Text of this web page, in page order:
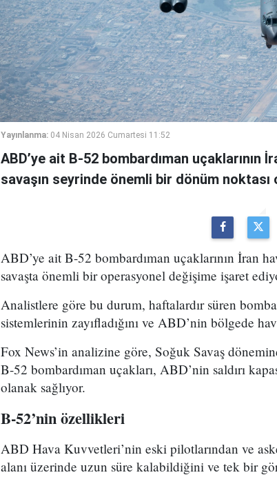
Yayınlanma: 04 Nisan 2026 Cumartesi 11:52
ABD’ye ait B-52 bombardıman uçaklarının
savaşın seyrinde önemli bir dönüm
ABD’ye ait B-52 bombardıman uçaklarının İran
savaşta önemli bir operasyonel değişime işaret
Analistlere göre bu durum, haftalardır süren
sistemlerinin zayıfladığını ve ABD’nin bölgede
Fox News’in analizine göre, Soğuk Savaş
B-52 bombardıman uçakları, ABD’nin saldırı
olanak sağlıyor.
B-52’nin özellikleri
ABD Hava Kuvvetleri’nin eski pilotlarından ve
alanı üzerinde uzun süre kalabildiğini ve tek bir